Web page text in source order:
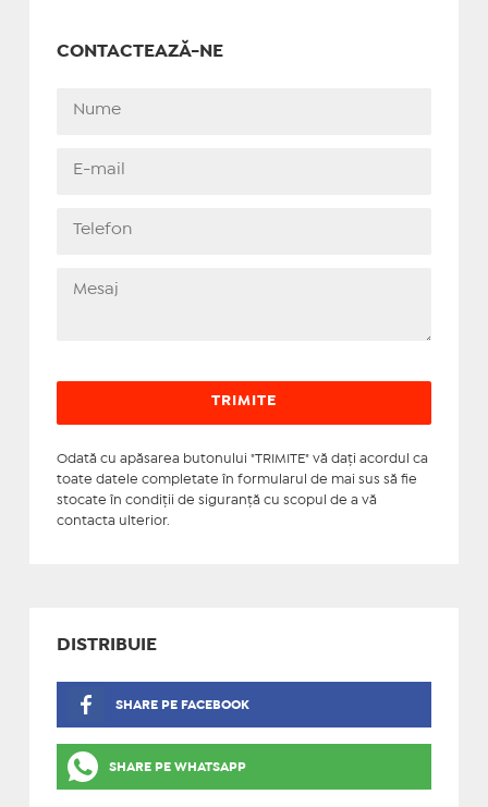
CONTACTEAZĂ-NE
Odată cu apăsarea butonului "TRIMITE" vă daţi acordul ca
toate datele completate în formularul de mai sus să fie
stocate în condiţii de siguranţă cu scopul de a vă
contacta ulterior.
DISTRIBUIE
SHARE PE FACEBOOK
SHARE PE WHATSAPP